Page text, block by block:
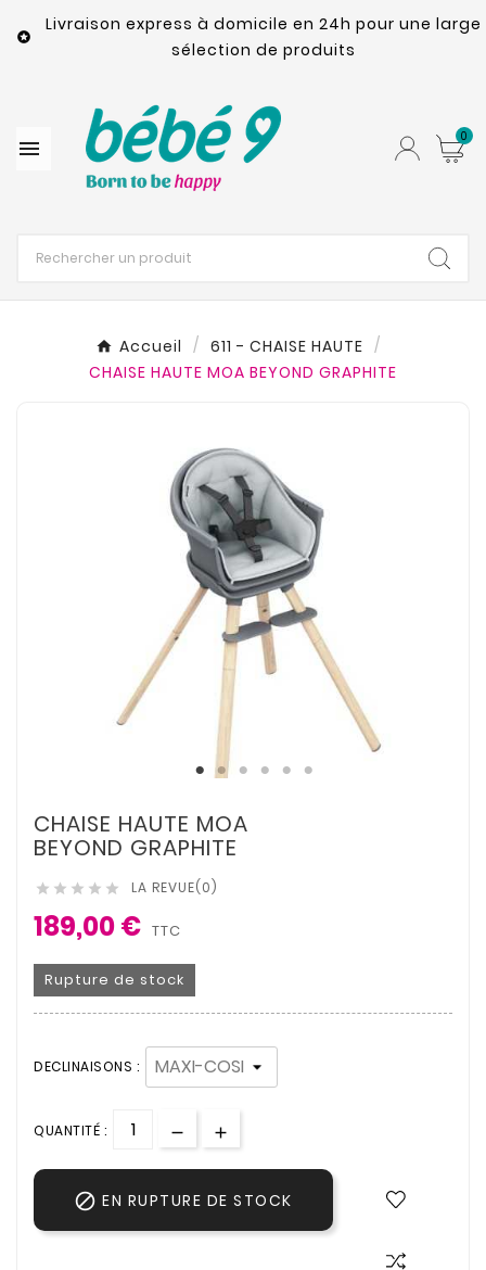

Livraison express à domicile en 24h pour une large
sélection de produits
 0
Accueil
611 - CHAISE HAUTE
CHAISE HAUTE MOA BEYOND GRAPHITE​
CHAISE HAUTE MOA
BEYOND GRAPHITE​
     LA REVUE(0)
189,00 € TTC
Rupture de stock
DECLINAISONS :
QUANTITÉ :
 EN RUPTURE DE STOCK